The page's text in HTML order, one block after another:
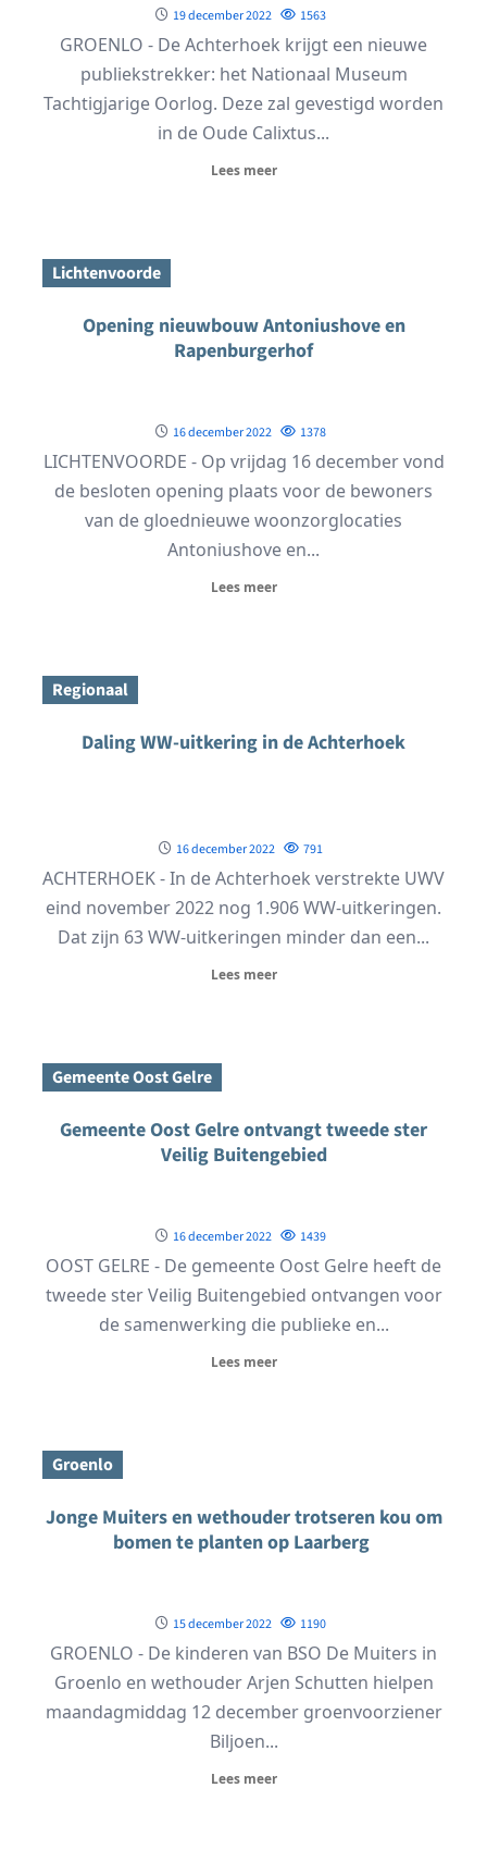
19 december 2022 1563
GROENLO - De Achterhoek krijgt een nieuwe
publiekstrekker: het Nationaal Museum
Tachtigjarige Oorlog. Deze zal gevestigd worden
in de Oude Calixtus...
Lees meer
Lichtenvoorde
Opening nieuwbouw Antoniushove en
Rapenburgerhof
16 december 2022 1378
LICHTENVOORDE - Op vrijdag 16 december vond
de besloten opening plaats voor de bewoners
van de gloednieuwe woonzorglocaties
Antoniushove en...
Lees meer
Regionaal
Daling WW-uitkering in de Achterhoek
16 december 2022 791
ACHTERHOEK - In de Achterhoek verstrekte UWV
eind november 2022 nog 1.906 WW-uitkeringen.
Dat zijn 63 WW-uitkeringen minder dan een...
Lees meer
Gemeente Oost Gelre
Gemeente Oost Gelre ontvangt tweede ster
Veilig Buitengebied
16 december 2022 1439
OOST GELRE - De gemeente Oost Gelre heeft de
tweede ster Veilig Buitengebied ontvangen voor
de samenwerking die publieke en...
Lees meer
Groenlo
Jonge Muiters en wethouder trotseren kou om
bomen te planten op Laarberg
15 december 2022 1190
GROENLO - De kinderen van BSO De Muiters in
Groenlo en wethouder Arjen Schutten hielpen
maandagmiddag 12 december groenvoorziener
Biljoen...
Lees meer